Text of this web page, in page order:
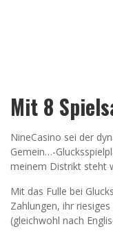
Mit 8
NineCasino sei der
Gemein…-
meinem Distrikt steht
Mit das Fulle bei
Zahlungen, ihr
(gleichwohl nach